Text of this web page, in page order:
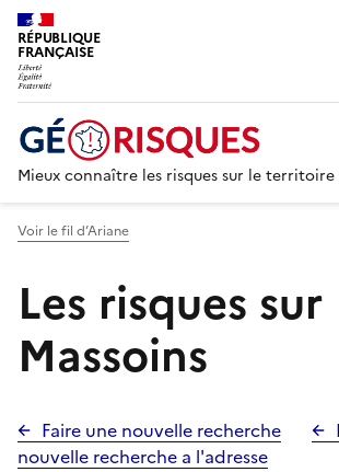
RÉPUBLIQUE
FRANÇAISE
Mieux connaître les risques sur le territoire
Voir le fil d’Ariane
Les risques sur
Massoins
Faire une nouvelle recherche
nouvelle recherche a l'adresse